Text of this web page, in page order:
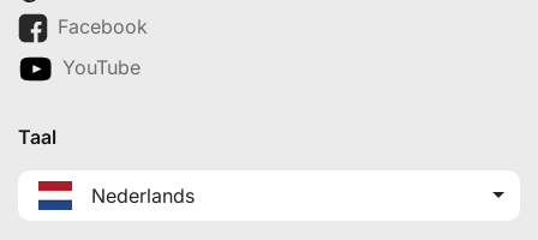
Facebook
YouTube
Taal
Nederlands